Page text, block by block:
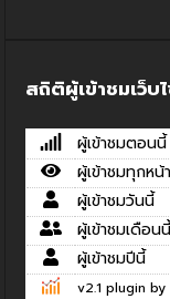
สถิติผู้เข้าชมเว็บ
ผู้เข้าชมตอนนี้
ผู้เข้าชมทุกหน้า
ผู้เข้าชมวันนี้
ผู้เข้าชมเดือนนี้
ผู้เข้าชมปีนี้
v2.1 plugin by